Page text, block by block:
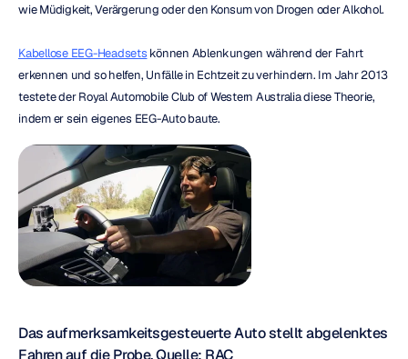
wie Müdigkeit, Verärgerung oder den Konsum von Drogen oder Alkohol.
Kabellose EEG-Headsets können Ablenkungen während der Fahrt
erkennen und so helfen, Unfälle in Echtzeit zu verhindern. Im Jahr 2013
testete der Royal Automobile Club of Western Australia diese Theorie,
indem er sein eigenes EEG-Auto baute.
Das aufmerksamkeitsgesteuerte Auto stellt abgelenktes
Fahren auf die Probe. Quelle: RAC